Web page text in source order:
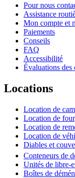
Pour nous
Assistance
Mon compte et
Paiements
Conseils
FAQ
Accessibilité
Évaluations des
Locations
Location de
Location de
Location de
Location de
Diables et
Conteneurs de
Unités de libre-
Boîtes de